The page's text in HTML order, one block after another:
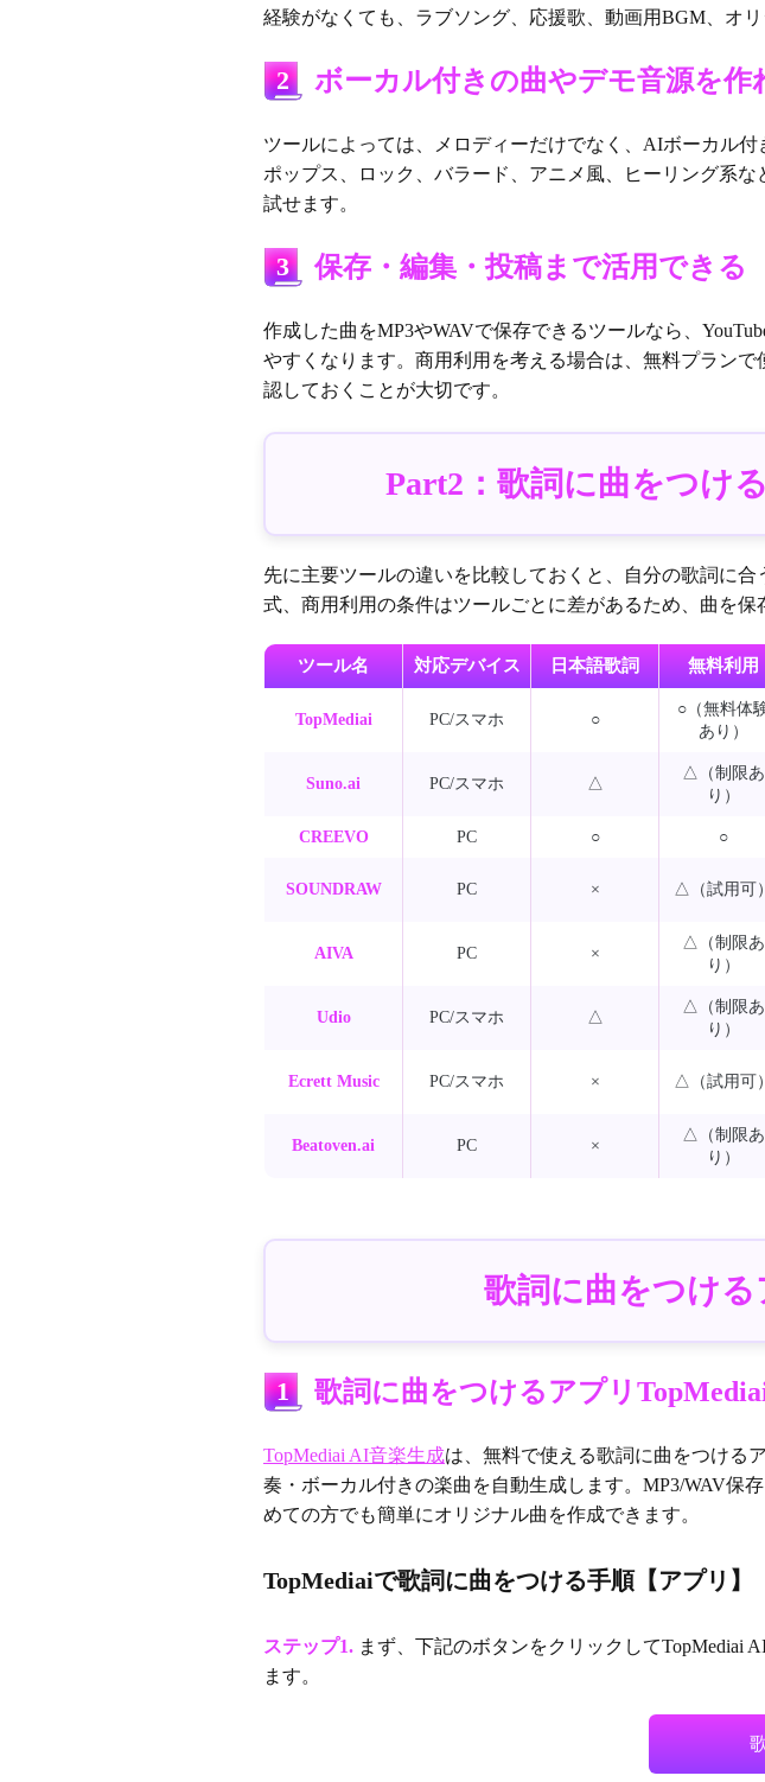
経験がなくても、ラブソング、応援歌、動画用BGM、オ
2 ボーカル付きの曲やデモ音源を作
ツールによっては、メロディーだけでなく、AIボーカル
ポップス、ロック、バラード、アニメ風、ヒーリング系
試せます。
3 保存・編集・投稿まで活用できる
作成した曲をMP3やWAVで保存できるツールなら、
やすくなります。商用利用を考える場合は、無料プラン
認しておくことが大切です。
Part2：歌詞に曲をつけ
先に主要ツールの違いを比較しておくと、自分の歌詞に
式、商用利用の条件はツールごとに差があるため、曲を保
ツール名 対応デバイス 日本語歌詞 無料利用
TopMediai PC/スマホ ○
○（無料体
あり）
Suno.ai PC/スマホ △
△（制限あ
り）
CREEVO PC ○ ○
SOUNDRAW PC × △（試用可）
AIVA PC ×
△（制限あ
り）
Udio PC/スマホ △
△（制限あ
り）
Ecrett Music PC/スマホ × △（試用可）
Beatoven.ai PC ×
△（制限あ
り）
歌詞に曲をつけ
1 歌詞に曲をつけるアプリ
TopMediai AI音楽生成は、無料で使える歌詞に曲をつける
奏・ボーカル付きの楽曲を自動生成します。MP3/WAV保
めての方でも簡単にオリジナル曲を作成できます。
TopMediaiで歌詞に曲をつける手順【アプリ】
ステップ1. まず、下記のボタンをクリックしてTopMediai
ます。